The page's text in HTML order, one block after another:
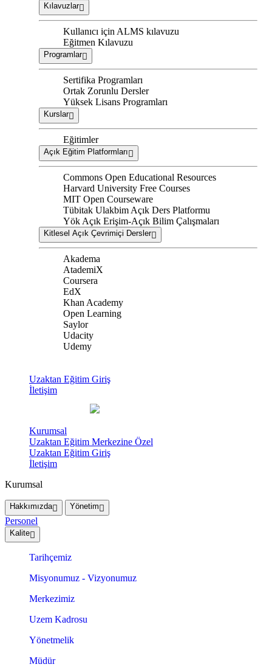
Kılavuzlar
Kullanıcı için ALMS kılavuzu
Eğitmen Kılavuzu
Programlar
Sertifika Programları
Ortak Zorunlu Dersler
Yüksek Lisans Programları
Kurslar
Eğitimler
Açık Eğitim Platformları
Commons Open Educational Resources
Harvard University Free Courses
MIT Open Courseware
Tübitak Ulakbim Açık Ders Platformu
Yök Açık Erişim-Açık Bilim Çalışmaları
Kitlesel Açık Çevrimiçi Dersler
Akadema
AtademiX
Coursera
EdX
Khan Academy
Open Learning
Saylor
Udacity
Udemy
Uzaktan Eğitim Giriş
İletişim
Kurumsal
Uzaktan Eğitim Merkezine Özel
Uzaktan Eğitim Giriş
İletişim
Kurumsal
Hakkımızda Yönetim
Personel
Kalite
Tarihçemiz
Misyonumuz - Vizyonumuz
Merkezimiz
Uzem Kadrosu
Yönetmelik
Müdür